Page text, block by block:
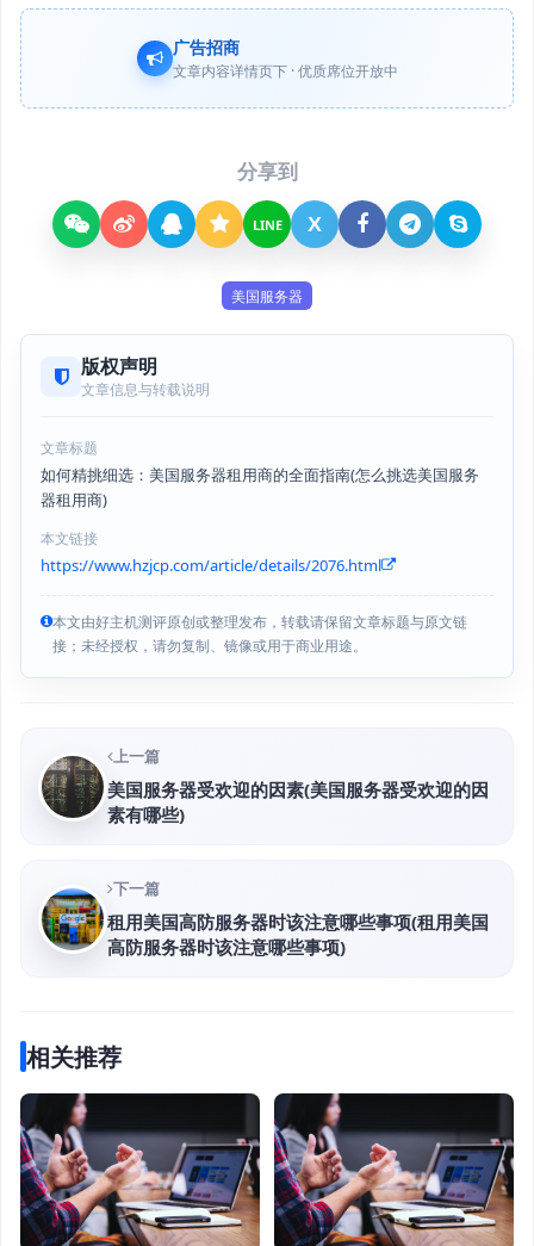
广告招商
文章内容详情页下 · 优质席位开放中
分享到
LINE X
美国服务器
版权声明
文章信息与转载说明
文章标题
如何精挑细选：美国服务器租用商的全面指南(怎么挑选美国服务
器租用商)
本文链接
https://www.hzjcp.com/article/details/2076.html
本文由好主机测评原创或整理发布，转载请保留文章标题与原文链
接；未经授权，请勿复制、镜像或用于商业用途。
上一篇
美国服务器受欢迎的因素(美国服务器受欢迎的因
素有哪些)
下一篇
租用美国高防服务器时该注意哪些事项(租用美国
高防服务器时该注意哪些事项)
相关推荐